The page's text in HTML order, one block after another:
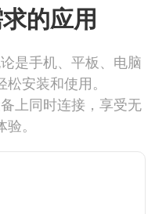
的应用
是手机、平板、电脑
安装和使用。
上同时连接，享受无
。